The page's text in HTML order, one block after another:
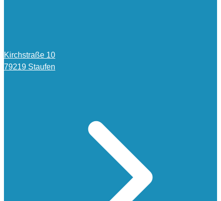
Kirchstraße 10
79219 Staufen